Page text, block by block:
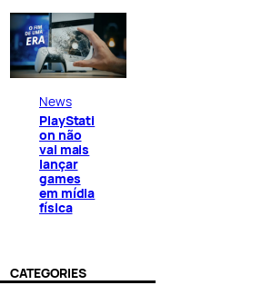
News
PlayStati
on não
vai mais
lançar
games
em mídia
física
CATEGORIES